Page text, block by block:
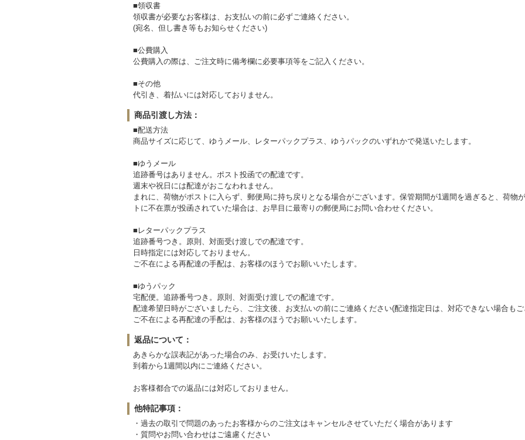
■領収書
領収書が必要なお客様は、お支払いの前に必ずご連絡ください。
(宛名、但し書き等もお知らせください)
■公費購入
公費購入の際は、ご注文時に備考欄に必要事項等をご記入ください。
■その他
代引き、着払いには対応しておりません。
商品引渡し方法：
■配送方法
商品サイズに応じて、ゆうメール、レターパックプラス、ゆうパックのいずれかで発送いたします。
■ゆうメール
追跡番号はありません。ポスト投函での配達です。
週末や祝日には配達がおこなわれません。
まれに、荷物がポストに入らず、郵便局に持ち戻りとなる場合がございます。保管期間が1週間を過ぎると、荷物
トに不在票が投函されていた場合は、お早目に最寄りの郵便局にお問い合わせください。
■レターパックプラス
追跡番号つき。原則、対面受け渡しでの配達です。
日時指定には対応しておりません。
ご不在による再配達の手配は、お客様のほうでお願いいたします。
■ゆうパック
宅配便。追跡番号つき。原則、対面受け渡しでの配達です。
配達希望日時がございましたら、ご注文後、お支払いの前にご連絡ください(配達指定日は、対応できない場合もご
ご不在による再配達の手配は、お客様のほうでお願いいたします。
返品について：
あきらかな誤表記があった場合のみ、お受けいたします。
到着から1週間以内にご連絡ください。
お客様都合での返品には対応しておりません。
他特記事項：
・過去の取引で問題のあったお客様からのご注文はキャンセルさせていただく場合があります
・質問やお問い合わせはご遠慮ください